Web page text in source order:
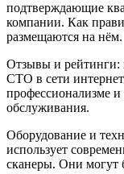
подтверждающие
компании. Как
размещаются на нём.
Отзывы и рейтинги:
СТО в сети
профессионализме
обслуживания.
Оборудование и
использует
сканеры. Они могут